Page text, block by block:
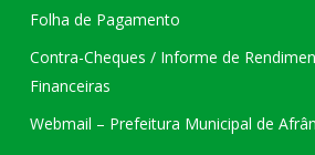
Folha de Pagamento
Contra-Cheques / Informe de
Financeiras
Webmail – Prefeitura Municipal de